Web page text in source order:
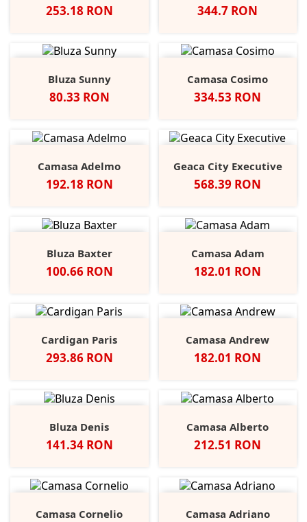
Pret
253.18 RON Pret
344.7 RON
Bluza Sunny
Pret
80.33 RON
Camasa Cosimo
Pret
334.53 RON
Camasa Adelmo
Pret
192.18 RON
Geaca City Executive
Pret
568.39 RON
Bluza Baxter
Pret
100.66 RON
Camasa Adam
Pret
182.01 RON
Cardigan Paris
Pret
293.86 RON
Camasa Andrew
Pret
182.01 RON
Bluza Denis
Pret
141.34 RON
Camasa Alberto
Pret
212.51 RON
Camasa Cornelio Camasa Adriano